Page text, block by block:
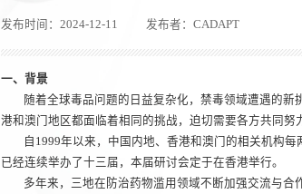
发布时间：2024-12-11 发布者：CADAPT
一、背景
随着全球毒品问题的日益复杂化，禁毒领域遭遇的
港和澳门地区都面临着相同的挑战，迫切需要各方共同努
自1999年以来，中国内地、香港和澳门的相关机构
已经连续举办了十三届，本届研讨会定于在香港举行。
多年来，三地在防治药物滥用领域不断加强交流与